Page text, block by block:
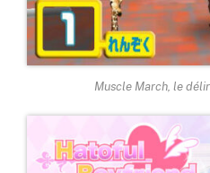
Muscle March, le